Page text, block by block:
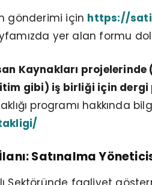
gönderimi için https://
yer alan formu
Kaynakları
gibi) iş birliği için dergi
programı hakkında
Satınalma